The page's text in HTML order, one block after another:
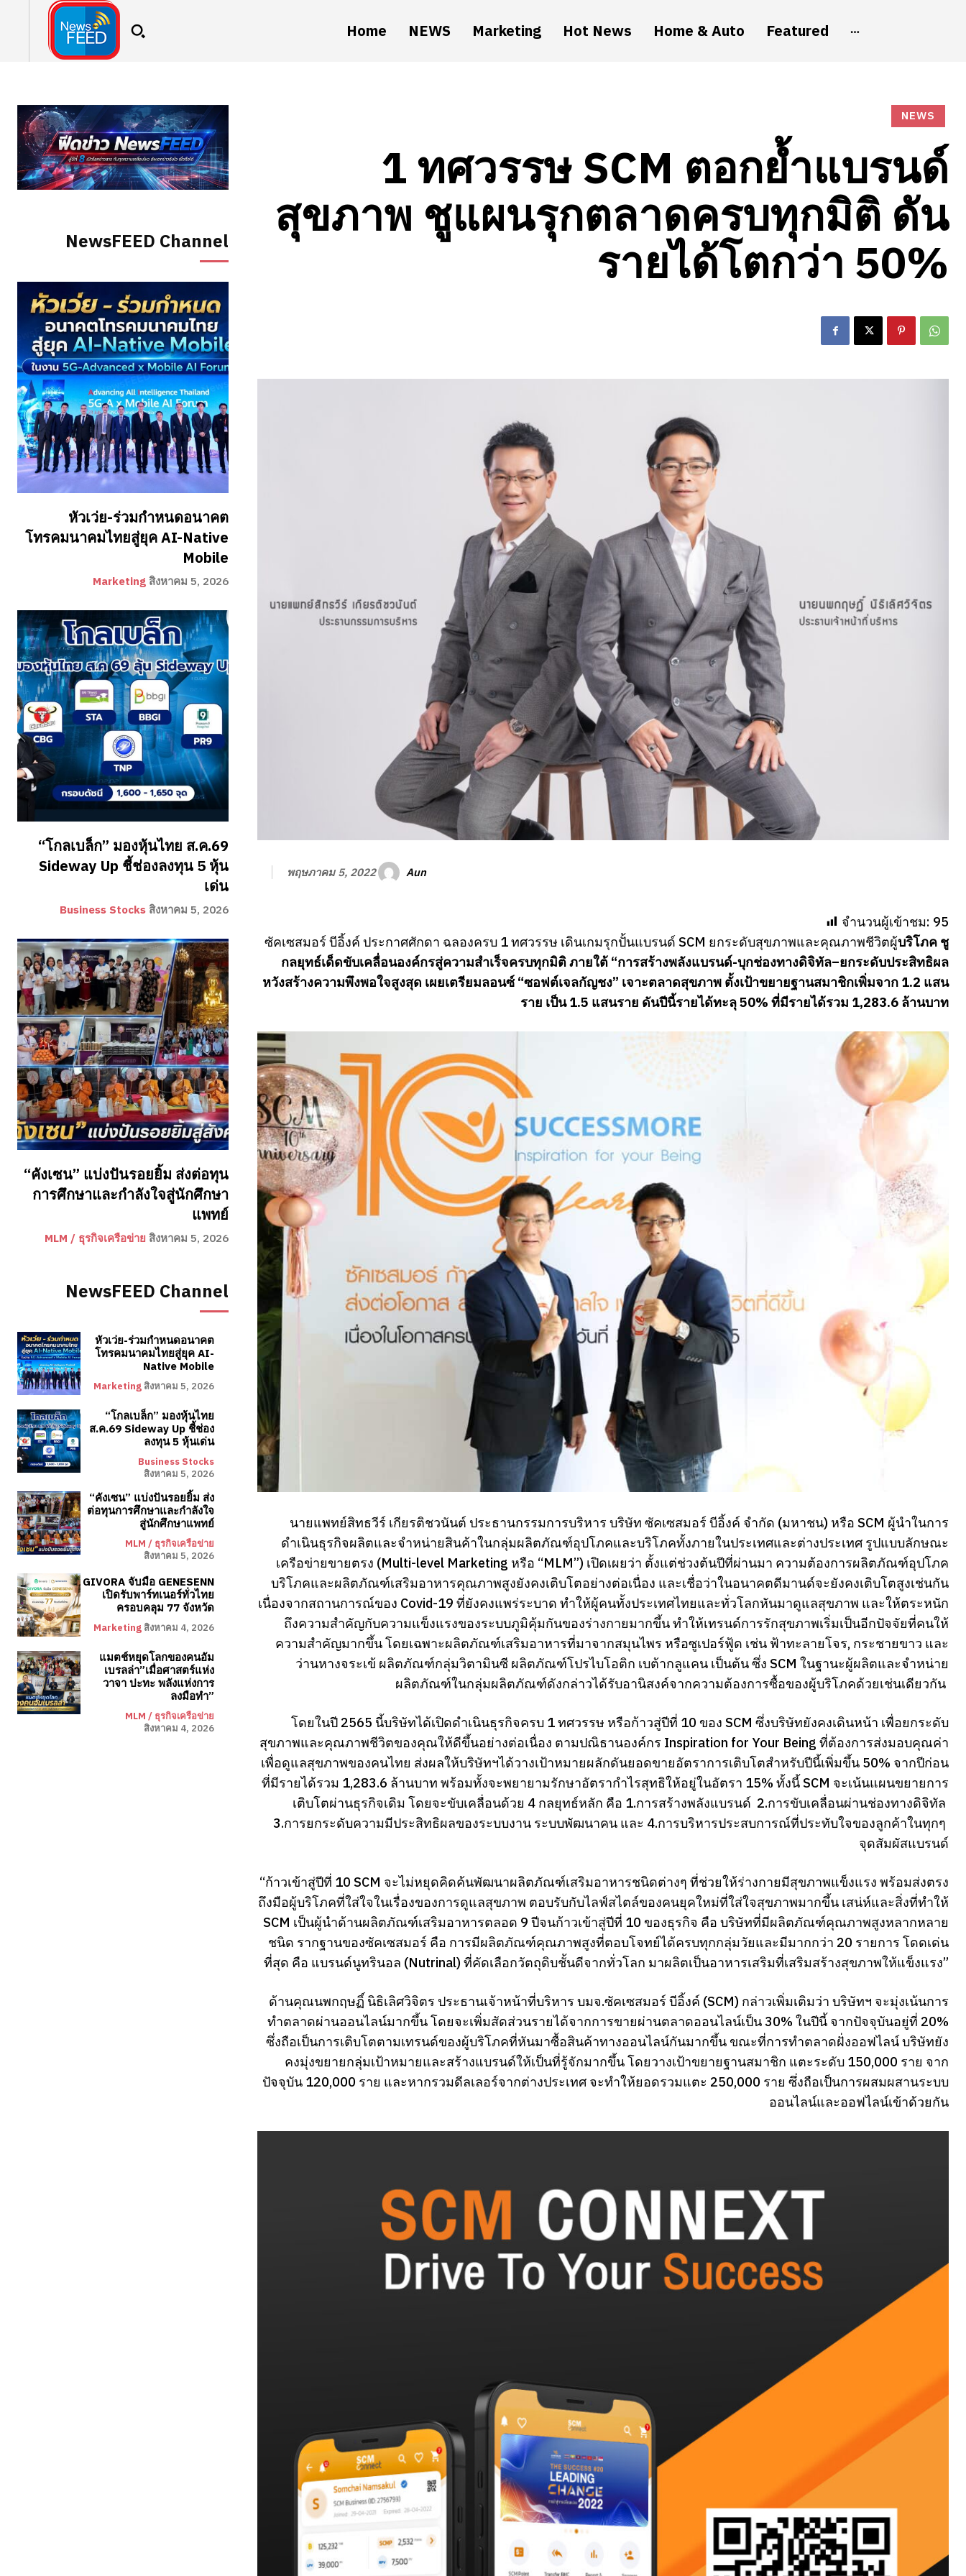
Home NEWS Marketing Hot News Home & Auto Featured
NewsFEED Channel
หัวเว่ย-ร่วมกำหนดอนาคต
โทรคมนาคมไทยสู่ยุค AI-Native
Mobile
Marketing สิงหาคม 5, 2026
“โกลเบล็ก” มองหุ้นไทย ส.ค.69
Sideway Up ชี้ช่องลงทุน 5 หุ้น
เด่น
Business Stocks สิงหาคม 5, 2026
“คังเซน” แบ่งปันรอยยิ้ม ส่งต่อทุน
การศึกษาและกำลังใจสู่นักศึกษา
แพทย์
MLM / ธุรกิจเครือข่าย สิงหาคม 5, 2026
NewsFEED Channel
หัวเว่ย-ร่วมกำหนดอนาคต
โทรคมนาคมไทยสู่ยุค AI-
Native Mobile
Marketing สิงหาคม 5, 2026
“โกลเบล็ก” มองหุ้นไทย
ส.ค.69 Sideway Up ชี้ช่อง
ลงทุน 5 หุ้นเด่น
Business Stocks
สิงหาคม 5, 2026
“คังเซน” แบ่งปันรอยยิ้ม ส่ง
ต่อทุนการศึกษาและกำลังใจ
สู่นักศึกษาแพทย์
MLM / ธุรกิจเครือข่าย
สิงหาคม 5, 2026
GIVORA จับมือ GENESENN
เปิดรับพาร์ทเนอร์ทั่วไทย
ครอบคลุม 77 จังหวัด
Marketing สิงหาคม 4, 2026
แมตช์หยุดโลกของคนอัม
เบรลล่า”เมื่อศาสตร์แห่ง
วาจา ปะทะ พลังแห่งการ
ลงมือทำ”
MLM / ธุรกิจเครือข่าย
สิงหาคม 4, 2026
NEWS
1 ทศวรรษ SCM ตอกย้ำแบรนด์
สุขภาพ ชูแผนรุกตลาดครบทุกมิติ ดัน
รายได้โตกว่า 50%
พฤษภาคม 5, 2022 Aun
จำนวนผู้เข้าชม: 95
ซัคเซสมอร์ บีอิ้งค์ ประกาศศักดา ฉลองครบ 1 ทศวรรษ เดินเกมรุกปั้นแบรนด์ SCM ยกระดับสุขภาพและคุณภาพชีวิตผู้บริโภค ชู
กลยุทธ์เด็ดขับเคลื่อนองค์กรสู่ความสำเร็จครบทุกมิติ ภายใต้ “การสร้างพลังแบรนด์-บุกช่องทางดิจิทัล–ยกระดับประสิทธิผล
หวังสร้างความพึงพอใจสูงสุด เผยเตรียมลอนซ์ “ซอฟต์เจลกัญชง” เจาะตลาดสุขภาพ ตั้งเป้าขยายฐานสมาชิกเพิ่มจาก 1.2 แสน
ราย เป็น 1.5 แสนราย ดันปีนี้รายได้ทะลุ 50% ที่มีรายได้รวม 1,283.6 ล้านบาท
นายแพทย์สิทธวีร์ เกียรติชวนันต์ ประธานกรรมการบริหาร บริษัท ซัคเซสมอร์ บีอิ้งค์ จำกัด (มหาชน) หรือ SCM ผู้นำในการ
ดำเนินธุรกิจผลิตและจำหน่ายสินค้าในกลุ่มผลิตภัณฑ์อุปโภคและบริโภคทั้งภายในประเทศและต่างประเทศ รูปแบบลักษณะ
เครือข่ายขายตรง (Multi-level Marketing หรือ “MLM”) เปิดเผยว่า ตั้งแต่ช่วงต้นปีที่ผ่านมา ความต้องการผลิตภัณฑ์อุปโภค
บริโภคและผลิตภัณฑ์เสริมอาหารคุณภาพสูงยังคงเติบโตอย่างต่อเนื่อง และเชื่อว่าในอนาคตดีมานด์จะยังคงเติบโตสูงเช่นกัน
เนื่องจากสถานการณ์ของ Covid-19 ที่ยังคงแพร่ระบาด ทำให้ผู้คนทั้งประเทศไทยและทั่วโลกหันมาดูแลสุขภาพ และให้ตระหนัก
ถึงความสำคัญกับความแข็งแรงของระบบภูมิคุ้มกันของร่างกายมากขึ้น ทำให้เทรนด์การรักสุขภาพเริ่มเป็นอีกปัจจัยที่คนให้
ความสำคัญมากขึ้น โดยเฉพาะผลิตภัณฑ์เสริมอาหารที่มาจากสมุนไพร หรือซูเปอร์ฟู้ด เช่น ฟ้าทะลายโจร, กระชายขาว และ
ว่านหางจระเข้ ผลิตภัณฑ์กลุ่มวิตามินซี ผลิตภัณฑ์โปรไบโอติก เบต้ากลูแคน เป็นต้น ซึ่ง SCM ในฐานะผู้ผลิตและจำหน่าย
ผลิตภัณฑ์ในกลุ่มผลิตภัณฑ์ดังกล่าวได้รับอานิสงค์จากความต้องการซื้อของผู้บริโภคด้วยเช่นเดียวกัน
โดยในปี 2565 นี้บริษัทได้เปิดดำเนินธุรกิจครบ 1 ทศวรรษ หรือก้าวสู่ปีที่ 10 ของ SCM ซึ่งบริษัทยังคงเดินหน้า เพื่อยกระดับ
สุขภาพและคุณภาพชีวิตของคุณให้ดีขึ้นอย่างต่อเนื่อง ตามปณิธานองค์กร Inspiration for Your Being ที่ต้องการส่งมอบคุณค่า
เพื่อดูแลสุขภาพของคนไทย ส่งผลให้บริษัทฯได้วางเป้าหมายผลักดันยอดขายอัตราการเติบโตสำหรับปีนี้เพิ่มขึ้น 50% จากปีก่อน
ที่มีรายได้รวม 1,283.6 ล้านบาท พร้อมทั้งจะพยายามรักษาอัตรากำไรสุทธิให้อยู่ในอัตรา 15% ทั้งนี้ SCM จะเน้นแผนขยายการ
เติบโตผ่านธุรกิจเดิม โดยจะขับเคลื่อนด้วย 4 กลยุทธ์หลัก คือ 1.การสร้างพลังแบรนด์ 2.การขับเคลื่อนผ่านช่องทางดิจิทัล
3.การยกระดับความมีประสิทธิผลของระบบงาน ระบบพัฒนาคน และ 4.การบริหารประสบการณ์ที่ประทับใจของลูกค้าในทุกๆ
จุดสัมผัสแบรนด์
“ก้าวเข้าสู่ปีที่ 10 SCM จะไม่หยุดคิดค้นพัฒนาผลิตภัณฑ์เสริมอาหารชนิดต่างๆ ที่ช่วยให้ร่างกายมีสุขภาพแข็งแรง พร้อมส่งตรง
ถึงมือผู้บริโภคที่ใส่ใจในเรื่องของการดูแลสุขภาพ ตอบรับกับไลฟ์สไตล์ของคนยุคใหม่ที่ใส่ใจสุขภาพมากขึ้น เสน่ห์และสิ่งที่ทำให้
SCM เป็นผู้นำด้านผลิตภัณฑ์เสริมอาหารตลอด 9 ปีจนก้าวเข้าสู่ปีที่ 10 ของธุรกิจ คือ บริษัทที่มีผลิตภัณฑ์คุณภาพสูงหลากหลาย
ชนิด รากฐานของซัคเซสมอร์ คือ การมีผลิตภัณฑ์คุณภาพสูงที่ตอบโจทย์ได้ครบทุกกลุ่มวัยและมีมากกว่า 20 รายการ โดดเด่น
ที่สุด คือ แบรนด์นูทรินอล (Nutrinal) ที่คัดเลือกวัตถุดิบชั้นดีจากทั่วโลก มาผลิตเป็นอาหารเสริมที่เสริมสร้างสุขภาพให้แข็งแรง”
ด้านคุณนพกฤษฏิ์ นิธิเลิศวิจิตร ประธานเจ้าหน้าที่บริหาร บมจ.ซัคเซสมอร์ บีอิ้งค์ (SCM) กล่าวเพิ่มเติมว่า บริษัทฯ จะมุ่งเน้นการ
ทำตลาดผ่านออนไลน์มากขึ้น โดยจะเพิ่มสัดส่วนรายได้จากการขายผ่านตลาดออนไลน์เป็น 30% ในปีนี้ จากปัจจุบันอยู่ที่ 20%
ซึ่งถือเป็นการเติบโตตามเทรนด์ของผู้บริโภคที่หันมาซื้อสินค้าทางออนไลน์กันมากขึ้น ขณะที่การทำตลาดฝั่งออฟไลน์ บริษัทยัง
คงมุ่งขยายกลุ่มเป้าหมายและสร้างแบรนด์ให้เป็นที่รู้จักมากขึ้น โดยวางเป้าขยายฐานสมาชิก แตะระดับ 150,000 ราย จาก
ปัจจุบัน 120,000 ราย และหากรวมดีลเลอร์จากต่างประเทศ จะทำให้ยอดรวมแตะ 250,000 ราย ซึ่งถือเป็นการผสมผสานระบบ
ออนไลน์และออฟไลน์เข้าด้วยกัน